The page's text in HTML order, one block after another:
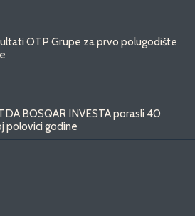
OTP Grupe za prvo polugodište
BOSQAR INVESTA porasli 40
polovici godine